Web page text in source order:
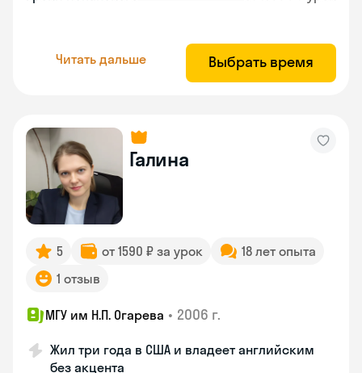
Читать дальше Выбрать время
Галина
5 от 1590 ₽ за урок
18 лет опыта
1 отзыв
МГУ им Н.П. Огарева • 2006 г.
Жил три года в США и владеет английским
без акцента